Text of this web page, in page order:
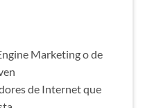
Marketing o de
de Internet que